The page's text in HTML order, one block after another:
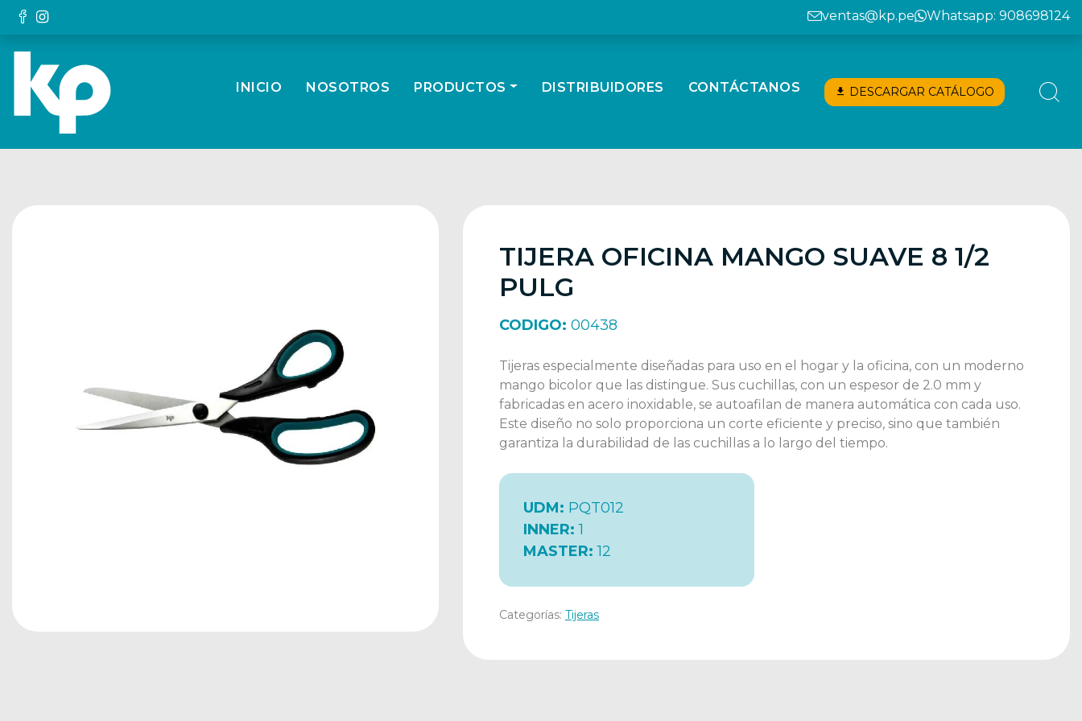
ventas@kp.pe Whatsapp: 908698124
INICIO NOSOTROS PRODUCTOS DISTRIBUIDORES CONTÁCTANOS DESCARGAR CATÁLOGO
TIJERA OFICINA MANGO SUAVE 8 1/2
PULG
CODIGO: 00438
Tijeras especialmente diseñadas para uso en el hogar y la oficina, con un moderno
mango bicolor que las distingue. Sus cuchillas, con un espesor de 2.0 mm y
fabricadas en acero inoxidable, se autoafilan de manera automática con cada uso.
Este diseño no solo proporciona un corte eficiente y preciso, sino que también
garantiza la durabilidad de las cuchillas a lo largo del tiempo.
UDM: PQT012
INNER: 1
MASTER: 12
Categorías: Tijeras